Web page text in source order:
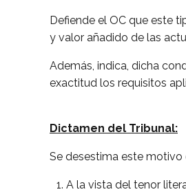
Defiende el OC que este
y valor añadido de las
Además, indica, dicha
exactitud los requisitos
Dictamen del Tribunal:
Se desestima este
A la vista del tenor